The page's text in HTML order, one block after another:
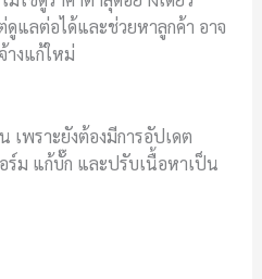
แลต่อได้และช่วยหาลูกค้า อาจ
างแก้ใหม่
เพราะยังต้องมีการอัปเดต
ร์ม แก้บั๊ก และปรับเนื้อหาเป็น